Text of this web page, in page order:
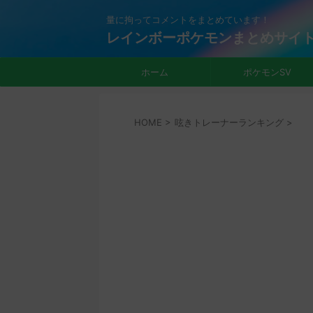
量に拘ってコメントをまとめています！
レインボーポケモンまとめサイ
ホーム ポケモンSV
HOME > 呟きトレーナーランキング >